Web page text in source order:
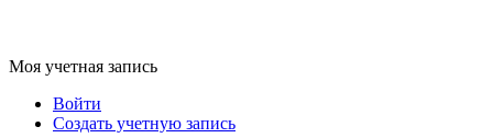
Моя учетная запись
Войти
Создать учетную запись